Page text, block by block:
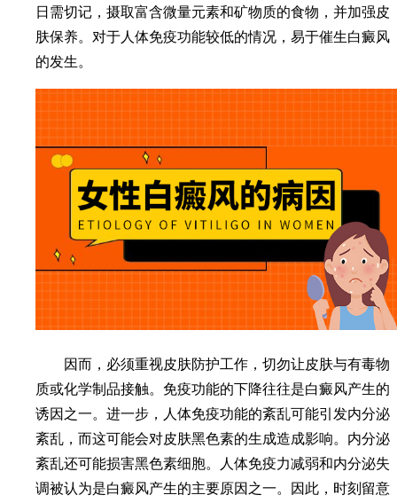
日需切记，摄取富含微量元素和矿物质的食物，并加强皮
肤保养。对于人体免疫功能较低的情况，易于催生白癜风
的发生。
因而，必须重视皮肤防护工作，切勿让皮肤与有毒物
质或化学制品接触。免疫功能的下降往往是白癜风产生的
诱因之一。进一步，人体免疫功能的紊乱可能引发内分泌
紊乱，而这可能会对皮肤黑色素的生成造成影响。内分泌
紊乱还可能损害黑色素细胞。人体免疫力减弱和内分泌失
调被认为是白癜风产生的主要原因之一。因此，时刻留意